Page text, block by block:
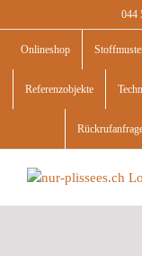
to
content
044
Onlineshop
Referenzobjekte